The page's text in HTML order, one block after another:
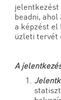
beadni,
a képzést el
üzleti tervét
A